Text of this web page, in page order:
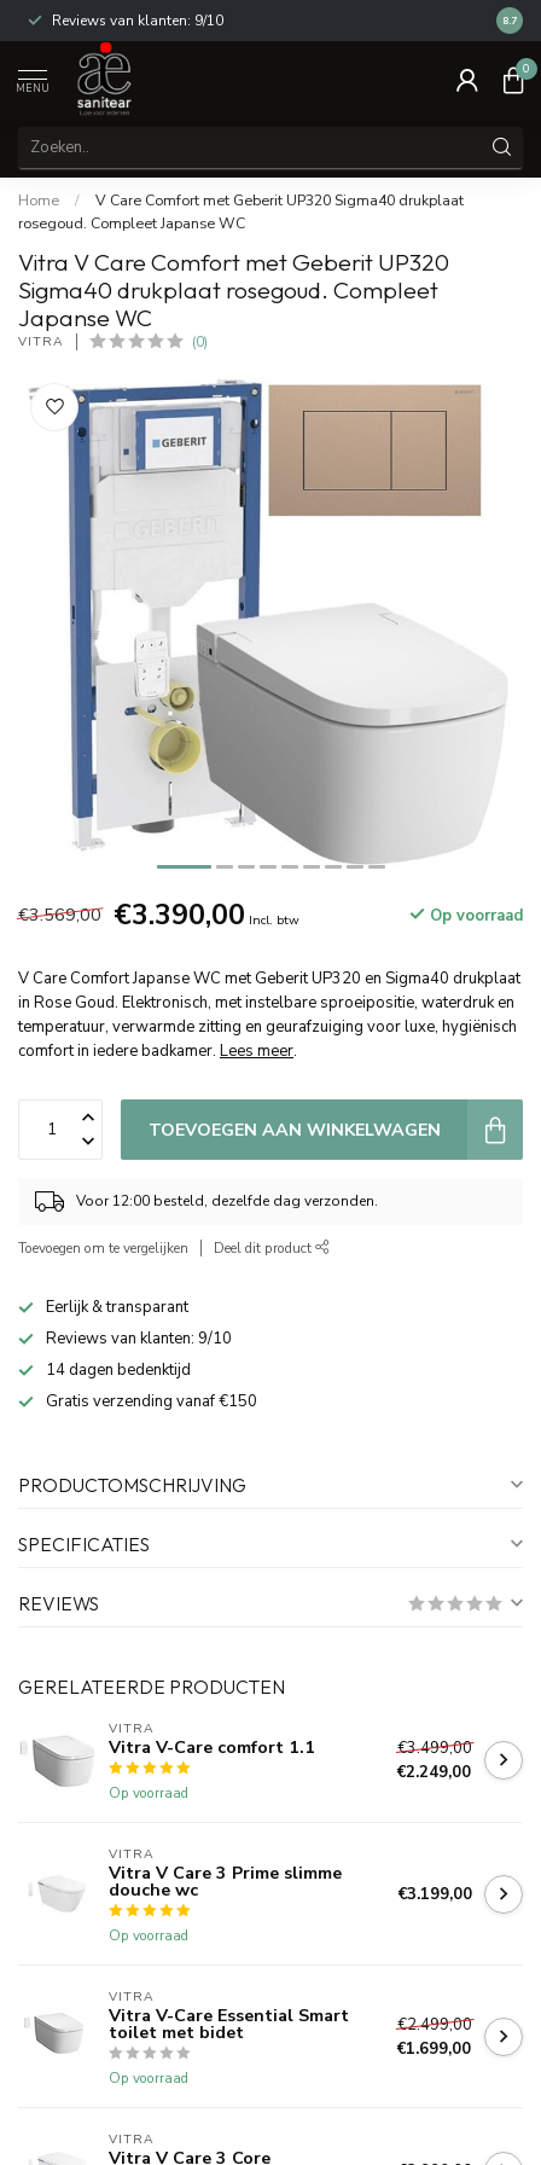
Reviews van klanten: 9/10 14
8.7
MENU
0
Home /
V Care Comfort met Geberit UP320 Sigma40 drukplaat
rosegoud. Compleet Japanse WC
Vitra V Care Comfort met Geberit UP320
Sigma40 drukplaat rosegoud. Compleet
Japanse WC
VITRA (0)
€3.569,00 €3.390,00 Incl. btw Op voorraad
V Care Comfort Japanse WC met Geberit UP320 en Sigma40 drukplaat
in Rose Goud. Elektronisch, met instelbare sproeipositie, waterdruk en
temperatuur, verwarmde zitting en geurafzuiging voor luxe, hygiënisch
comfort in iedere badkamer. Lees meer.
TOEVOEGEN AAN WINKELWAGEN
Voor 12:00 besteld, dezelfde dag verzonden.
Toevoegen om te vergelijken Deel dit product
Eerlijk & transparant
Reviews van klanten: 9/10
14 dagen bedenktijd
Gratis verzending vanaf €150
PRODUCTOMSCHRIJVING
SPECIFICATIES
REVIEWS
GERELATEERDE PRODUCTEN
VITRA
Vitra V-Care comfort 1.1
Op voorraad
€3.499,00
€2.249,00
VITRA
Vitra V Care 3 Prime slimme
douche wc
Op voorraad
€3.199,00
VITRA
Vitra V-Care Essential Smart
toilet met bidet
Op voorraad
€2.499,00
€1.699,00
VITRA
Vitra V Care 3 Core